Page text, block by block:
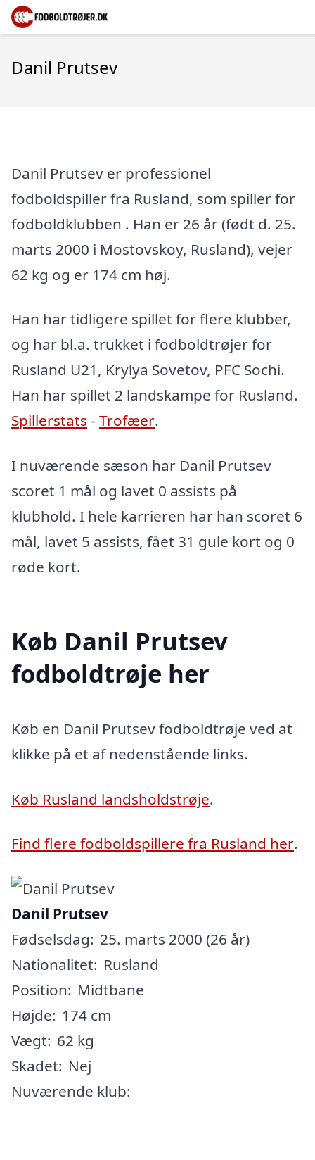
Danil Prutsev
Danil Prutsev er professionel
fodboldspiller fra Rusland, som spiller for
fodboldklubben . Han er 26 år (født d. 25.
marts 2000 i Mostovskoy, Rusland), vejer
62 kg og er 174 cm høj.
Han har tidligere spillet for flere klubber,
og har bl.a. trukket i fodboldtrøjer for
Rusland U21, Krylya Sovetov, PFC Sochi.
Han har spillet 2 landskampe for Rusland.
Spillerstats - Trofæer.
I nuværende sæson har Danil Prutsev
scoret 1 mål og lavet 0 assists på
klubhold. I hele karrieren har han scoret 6
mål, lavet 5 assists, fået 31 gule kort og 0
røde kort.
Køb Danil Prutsev
fodboldtrøje her
Køb en Danil Prutsev fodboldtrøje ved at
klikke på et af nedenstående links.
Køb Rusland landsholdstrøje.
Find flere fodboldspillere fra Rusland her.
Danil Prutsev
Fødselsdag: 25. marts 2000 (26 år)
Nationalitet: Rusland
Position: Midtbane
Højde: 174 cm
Vægt: 62 kg
Skadet: Nej
Nuværende klub: